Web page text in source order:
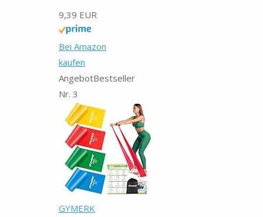
9,39 EUR
Bei Amazon
kaufen
AngebotBestseller
Nr. 3
GYMERK